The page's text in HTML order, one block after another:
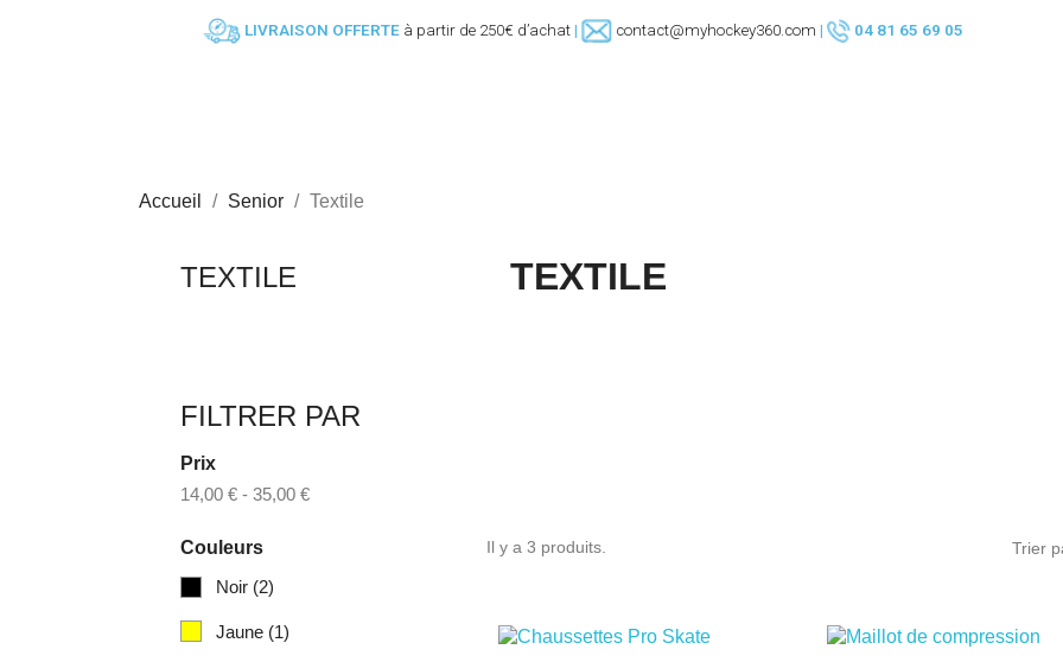
LIVRAISON OFFERTE à partir de 250€ d’achat| contact@myhockey360.com| 04 81 65 69 05
Accueil Senior Textile
TEXTILE
FILTRER PAR
Prix
14,00 € - 35,00 €
Couleurs
Noir (2)
Jaune (1)
TEXTILE
Il y a 3 produits. Trier